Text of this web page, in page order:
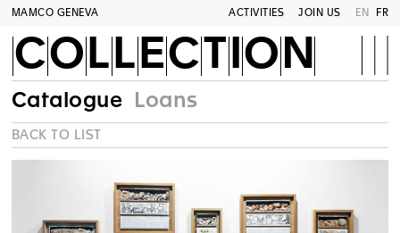
MAMCO GENEVA ACTIVITIES JOIN US EN FR
COLLECTION
Catalogue Loans
BACK TO LIST